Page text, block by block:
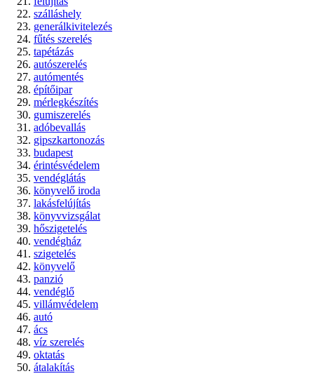
szálláshely
generálkivitelezés
fűtés szerelés
tapétázás
autószerelés
autómentés
építőipar
mérlegkészítés
gumiszerelés
adóbevallás
gipszkartonozás
budapest
érintésvédelem
vendéglátás
könyvelő iroda
lakásfelújítás
könyvvizsgálat
hőszigetelés
vendégház
szigetelés
könyvelő
panzió
vendéglő
villámvédelem
autó
ács
víz szerelés
oktatás
átalakítás